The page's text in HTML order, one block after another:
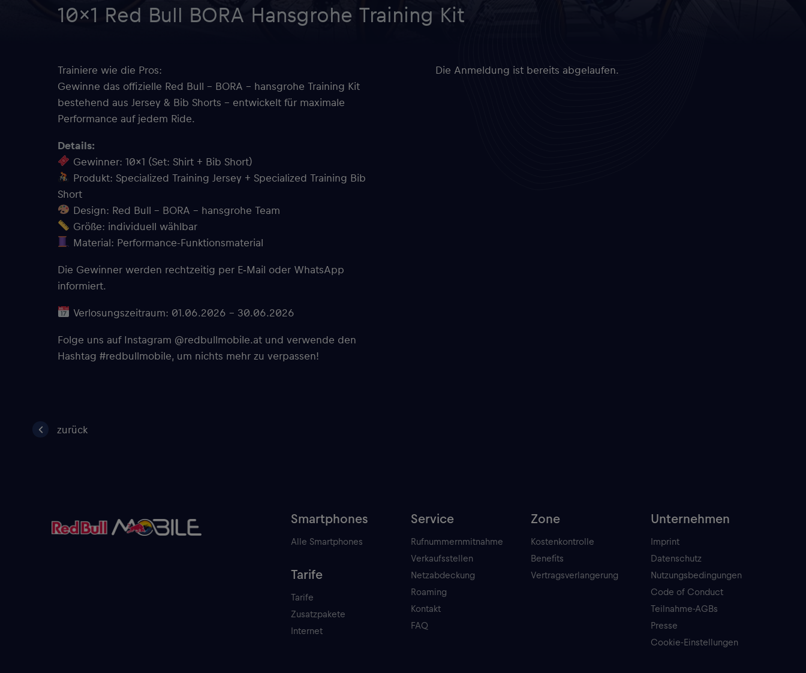
10×1 Red Bull BORA Hansgrohe Training Kit
Trainiere wie die Pros:
Gewinne das offizielle Red Bull – BORA – hansgrohe Training Kit
bestehend aus Jersey & Bib Shorts – entwickelt für maximale
Performance auf jedem Ride.
Details:
Gewinner: 10×1 (Set: Shirt + Bib Short)
Produkt: Specialized Training Jersey + Specialized Training Bib
Short
Design: Red Bull – BORA – hansgrohe Team
Größe: individuell wählbar
Material: Performance-Funktionsmaterial
Die Gewinner werden rechtzeitig per E‑Mail oder WhatsApp
informiert.
Verlosungszeitraum: 01.06.2026 – 30.06.2026
Folge uns auf Instagram @redbullmobile.at und verwende den
Hashtag #redbullmobile, um nichts mehr zu verpassen!
Die Anmeldung ist bereits abgelaufen.
zurück
Smartphones
Alle Smartphones
Tarife
Tarife
Zusatzpakete
Internet
Service
Rufnummernmitnahme
Verkaufsstellen
Netzabdeckung
Roaming
Kontakt
FAQ
Zone
Kostenkontrolle
Benefits
Vertragsverlangerung
Unternehmen
Imprint
Datenschutz
Nutzungsbedingungen
Code of Conduct
Teilnahme-AGBs
Presse
Cookie-Einstellungen